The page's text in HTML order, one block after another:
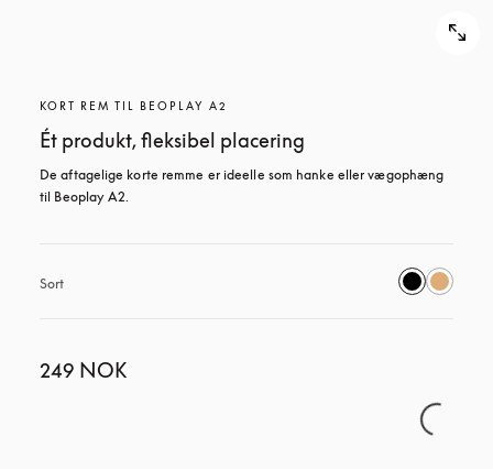
KORT REM TIL BEOPLAY A2
Ét produkt, fleksibel placering
De aftagelige korte remme er ideelle som hanke eller vægophæng
til Beoplay A2.
Sort
249 NOK